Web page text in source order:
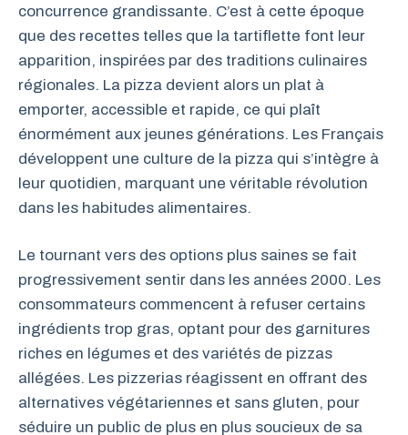
concurrence grandissante. C’est à cette époque
que des recettes telles que la tartiflette font leur
apparition, inspirées par des traditions culinaires
régionales. La pizza devient alors un plat à
emporter, accessible et rapide, ce qui plaît
énormément aux jeunes générations. Les Français
développent une culture de la pizza qui s’intègre à
leur quotidien, marquant une véritable révolution
dans les habitudes alimentaires.
Le tournant vers des options plus saines se fait
progressivement sentir dans les années 2000. Les
consommateurs commencent à refuser certains
ingrédients trop gras, optant pour des garnitures
riches en légumes et des variétés de pizzas
allégées. Les pizzerias réagissent en offrant des
alternatives végétariennes et sans gluten, pour
séduire un public de plus en plus soucieux de sa